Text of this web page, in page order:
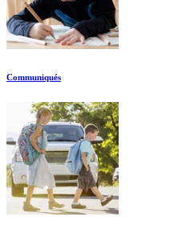
Communiqués